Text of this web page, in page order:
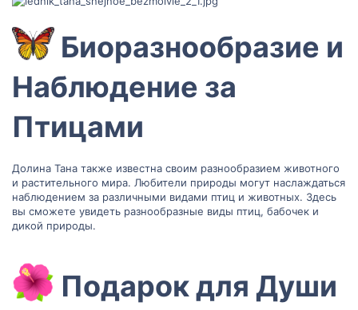
Биоразнообразие и
Наблюдение за
Птицами​
Долина Тана также известна своим разнообразием животного
и растительного мира. Любители природы могут наслаждаться
наблюдением за различными видами птиц и животных. Здесь
вы сможете увидеть разнообразные виды птиц, бабочек и
дикой природы.
Подарок для Души​